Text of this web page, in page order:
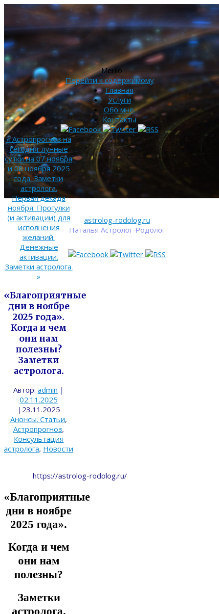
astrolog-rodolog.ru
Наталья Астролог-Родолог
Меню
Перейти к содержимому
Главная
Услуги
Обо мне.
Контакты
«Астропрогноз на
сегодня: лунные
сутки на 07 ноября
и 08 ноября 2025
года. Заметки
астролога.
Первая декада
ноября. Прогулки
(и активации) для
исполнения
желаний.
Денежные
активации.
Заметки астролога.
»
«Благоприятные
дни в ноябре
2025 года».
Когда и чем
они нам
полезны?
Заметки
астролога.
Автор: admin |
02.11.2025
| 23.11.2025
Анонсы. Статьи,
Астропрогноз,
Консультация
астролога, Новости
https://astrolog-rodolog.ru/
«Благоприятные
дни в ноябре
2025 года».
Когда и чем
они нам
полезны?
Заметки
астролога.